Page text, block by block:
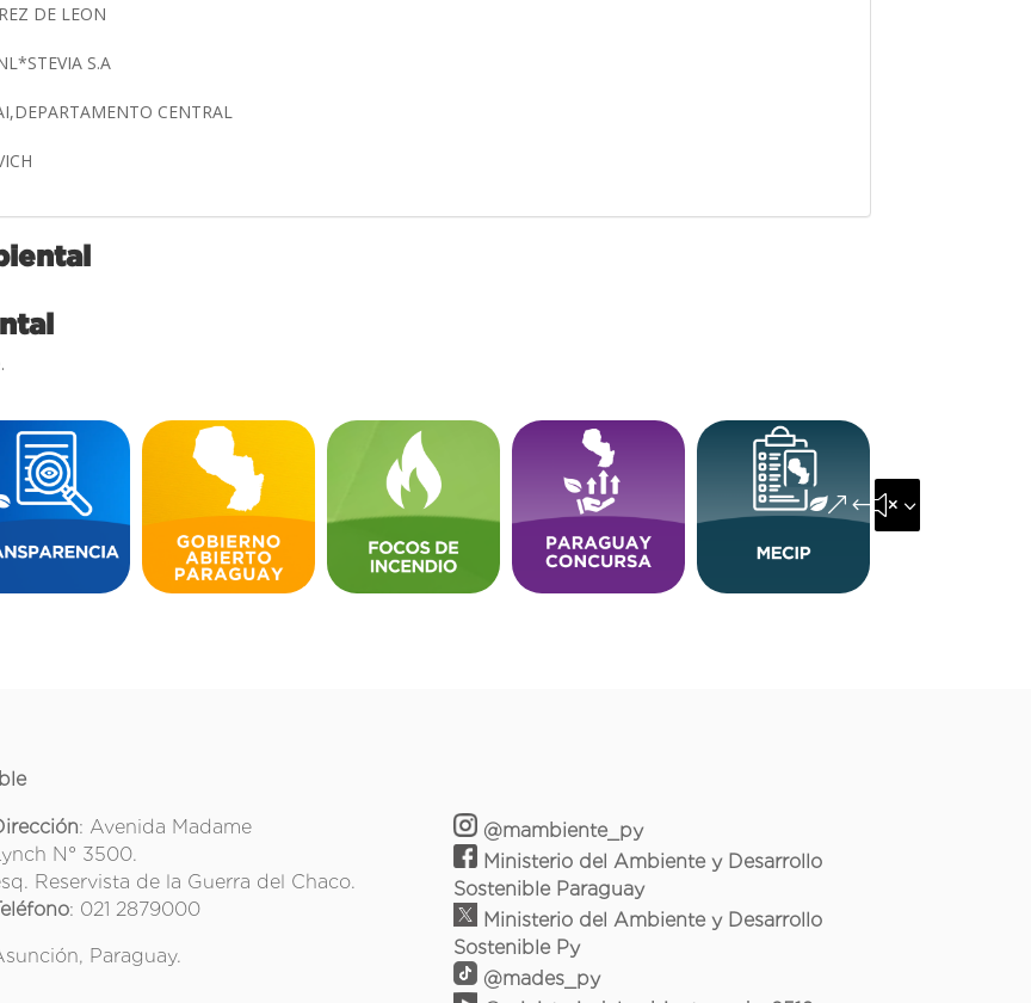
DE LEON
S.A
CENTRAL
&#x35;
: Avenida Madame
N° 3500.
Reservista de la Guerra del Chaco.
: 021 2879000
Paraguay.
@mambiente_py
Ministerio del Ambiente y Desarrollo
Sostenible Paraguay
Ministerio del Ambiente y Desarrollo
Sostenible Py
@mades_py